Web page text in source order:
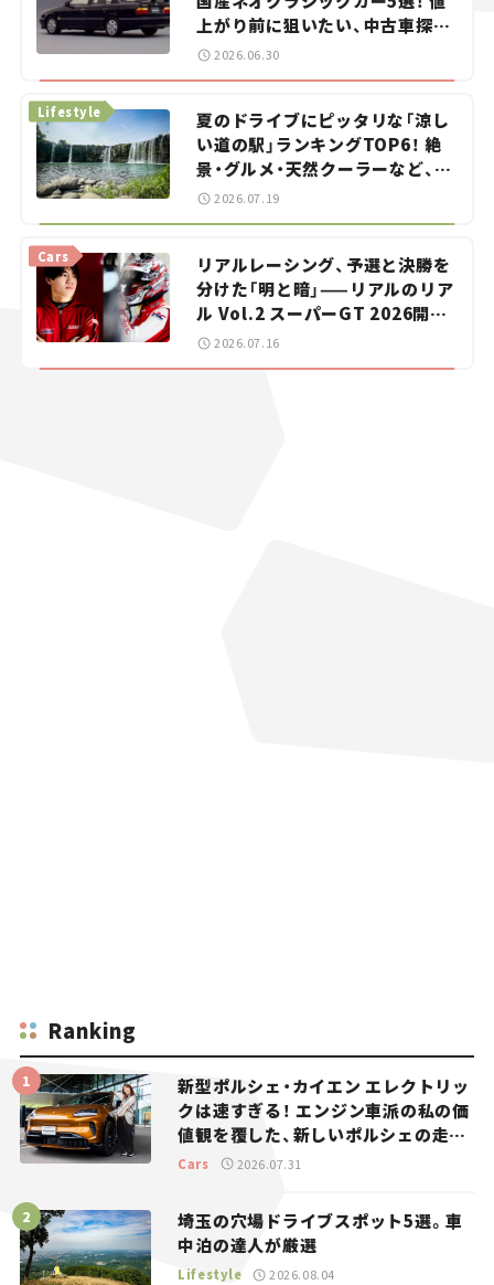
上がり前に狙いたい、中古車探し
をお手伝い――ちょっとイケてるマ
2026.06.30
夏のドライブにピッタリな「涼し
い道の駅」ランキングTOP6！ 絶
景・グルメ・天然クーラーなど、避
暑におすすめのスポットを紹介
Lifestyle
2026.07.19
リアルレーシング、予選と決勝を
分けた「明と暗」——リアルのリア
ル Vol.2 スーパーGT 2026開幕
戦 岡山国際サーキット
Cars
2026.07.16
Ranking
新型ポルシェ・カイエン エレクトリッ
クは速すぎる！ エンジン車派の私の価
値観を覆した、新しいポルシェの走
り。
Cars 2026.07.31
埼玉の穴場ドライブスポット5選。車
中泊の達人が厳選
Lifestyle 2026.08.04